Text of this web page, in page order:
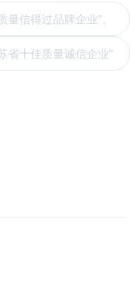
量信得过品牌企业”。
省十佳质量诚信企业”